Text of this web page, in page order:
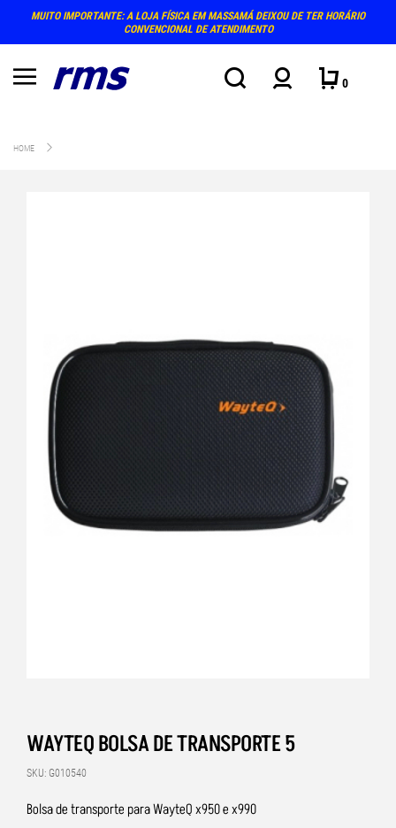
MUITO IMPORTANTE: A LOJA FÍSICA EM MASSAMÁ DEIXOU DE TER HORÁRIO
CONVENCIONAL DE ATENDIMENTO
0
HOME
WAYTEQ BOLSA DE TRANSPORTE 5
SKU: G010540
Bolsa de transporte para WayteQ x950 e x990